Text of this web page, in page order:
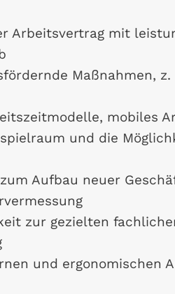
Arbeitsvertrag mit
Maßnahmen, z.
mobiles
und die
Aufbau neuer
zur gezielten
und ergonomischen